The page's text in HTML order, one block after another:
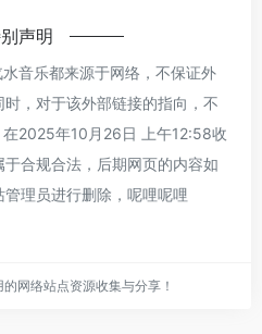
声明
音乐都来源于网络，不保证外
，对于该外部链接的指向，不
在2025年10月26日 上午12:58收
合规合法，后期网页的内容如
理员进行删除，呢哩呢哩
网络站点资源收集与分享！